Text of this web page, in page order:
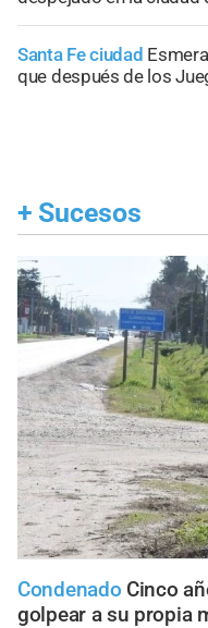
Santa Fe ciudad
que después de los
+ Sucesos
Condenado Cinco
golpear a su propia